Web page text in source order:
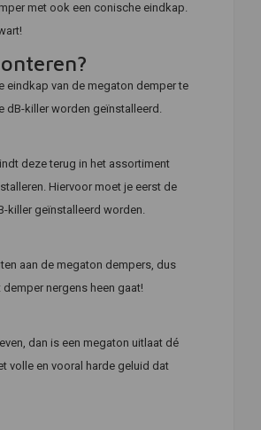
met ook een conische eindkap.
eindkap van de megaton demper te
dB-killer worden geïnstalleerd.
deze terug in het assortiment
Hiervoor moet je eerst de
killer geïnstalleerd worden.
aan de megaton dempers, dus
nergens heen gaat!
dan is een megaton uitlaat dé
volle en vooral harde geluid dat